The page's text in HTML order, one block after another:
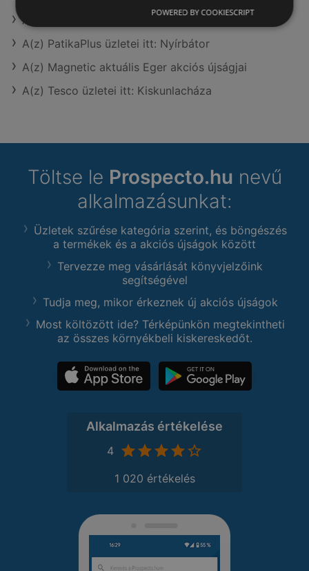
A(z) Alma Gyógyszertárak üzletei itt: Nyírtelek
A(z) PatikaPlus üzletei itt: Nyírbátor
A(z) Magnetic aktuális Eger akciós újságjai
A(z) Tesco üzletei itt: Kiskunlacháza
Töltse le Prospecto.hu nevű
alkalmazásunkat:
Üzletek szűrése kategória szerint, és böngészés
a termékek és a akciós újságok között
Tervezze meg vásárlását könyvjelzőink
segítségével
Tudja meg, mikor érkeznek új akciós újságok
Most költözött ide? Térképünkön megtekintheti
az összes környékbeli kiskereskedőt.
Alkalmazás értékelése
4
1 020 értékelés
POWERED BY COOKIESCRIPT